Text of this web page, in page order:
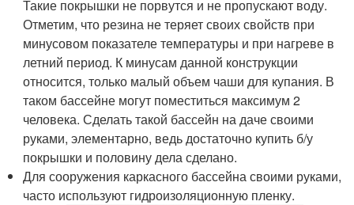
Такие покрышки не порвутся и не пропускают воду.
Отметим, что резина не теряет своих свойств при
минусовом показателе температуры и при нагреве в
летний период. К минусам данной конструкции
относится, только малый объем чаши для купания. В
таком бассейне могут поместиться максимум 2
человека. Сделать такой бассейн на даче своими
руками, элементарно, ведь достаточно купить б/у
покрышки и половину дела сделано.
Для сооружения каркасного бассейна своими руками,
часто используют гидроизоляционную пленку.